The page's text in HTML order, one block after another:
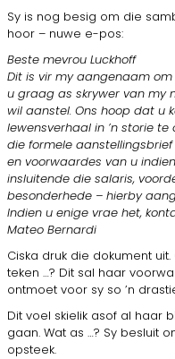
Sy is nog besig om die
hoor – nuwe e-pos:
Beste mevrou Luckhoff
Dit is vir my aangenaam
u graag as skrywer van my
wil aanstel. Ons hoop dat u
lewensverhaal in ’n storie
die formele
en voorwaardes van u
insluitende die salaris,
besonderhede – hierby
Indien u enige vrae het,
Mateo Bernardi
Ciska druk die dokument
teken …? Dit sal haar
ontmoet voor sy so ’n
Dit voel skielik asof al haar
gaan. Wat as …? Sy besluit
opsteek.